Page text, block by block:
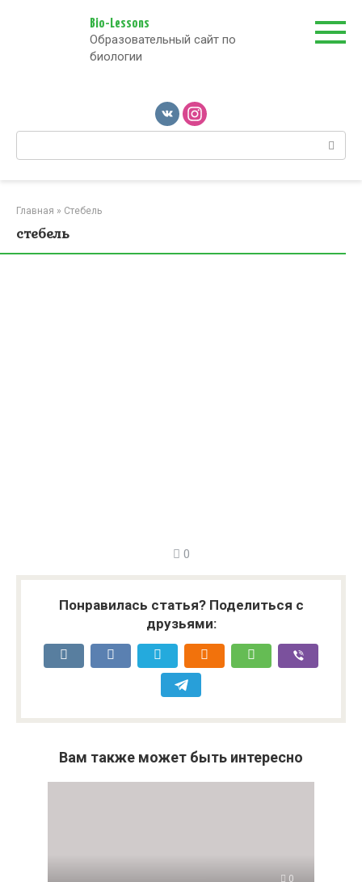
Bio-Lessons
Образовательный сайт по
биологии
Поиск:
Главная » Стебель
стебель
0
Понравилась статья? Поделиться с
друзьями:
Вам также может быть интересно
0